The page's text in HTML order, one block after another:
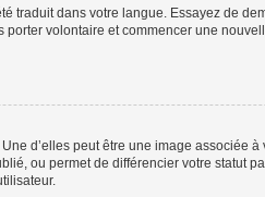
dans votre langue. Essayez de
volontaire et commencer une
d’elles peut être une image associée
ou permet de différencier votre statut